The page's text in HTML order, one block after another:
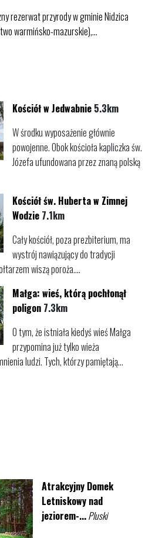
rezerwat przyrody w gminie Nidzica
warmińsko-mazurskie),...
Kościół w Jedwabnie 5.3km
W środku wyposażenie głównie
powojenne. Obok kościoła kapliczka św.
Józefa ufundowana przez znaną polską
Kościół św. Huberta w Zimnej
Wodzie 7.1km
Cały kościół, poza prezbiterium, ma
wystrój nawiązujący do tradycji
wiszą poroża....
Małga: wieś, którą pochłonął
poligon 7.3km
O tym, że istniała kiedyś wieś Małga
przypomina już tylko wieża
ludzi. Tych, którzy pamiętają...
Atrakcyjny Domek
Letniskowy nad
jeziorem-...Pluski